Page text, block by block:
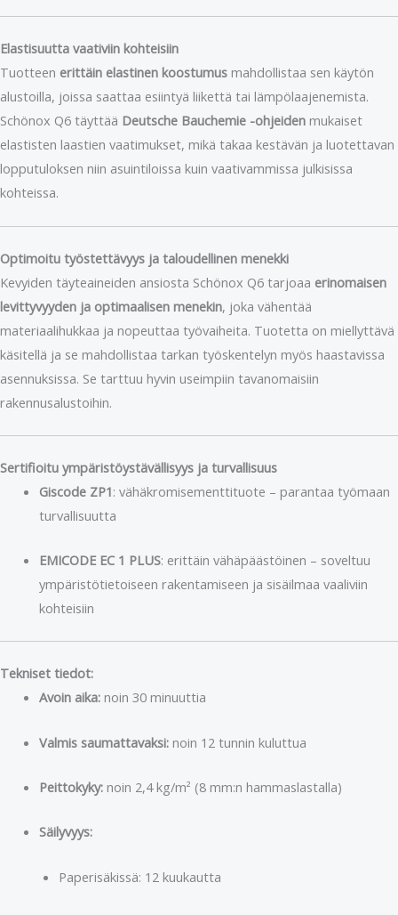
Elastisuutta vaativiin kohteisiin
Tuotteen erittäin elastinen koostumus mahdollistaa sen käytön
alustoilla, joissa saattaa esiintyä liikettä tai lämpölaajenemista.
Schönox Q6 täyttää Deutsche Bauchemie -ohjeiden mukaiset
elastisten laastien vaatimukset, mikä takaa kestävän ja luotettavan
lopputuloksen niin asuintiloissa kuin vaativammissa julkisissa
kohteissa.
Optimoitu työstettävyys ja taloudellinen menekki
Kevyiden täyteaineiden ansiosta Schönox Q6 tarjoaa erinomaisen
levittyvyyden ja optimaalisen menekin, joka vähentää
materiaalihukkaa ja nopeuttaa työvaiheita. Tuotetta on miellyttävä
käsitellä ja se mahdollistaa tarkan työskentelyn myös haastavissa
asennuksissa. Se tarttuu hyvin useimpiin tavanomaisiin
rakennusalustoihin.
Sertifioitu ympäristöystävällisyys ja turvallisuus
Giscode ZP1: vähäkromisementtituote – parantaa työmaan
turvallisuutta
EMICODE EC 1 PLUS: erittäin vähäpäästöinen – soveltuu
ympäristötietoiseen rakentamiseen ja sisäilmaa vaaliviin
kohteisiin
Tekniset tiedot:
Avoin aika:noin 30 minuuttia
Valmis saumattavaksi:noin 12 tunnin kuluttua
Peittokyky:noin 2,4 kg/m² (8 mm:n hammaslastalla)
Säilyvyys:
Paperisäkissä: 12 kuukautta